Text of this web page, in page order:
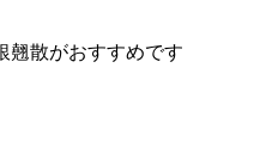
翹散がおすすめです